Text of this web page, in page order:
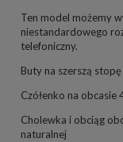
Ten model możemy
niestandardowego
telefoniczny.
Buty na szerszą
Czółenko na
Cholewka i obciąg
naturalnej